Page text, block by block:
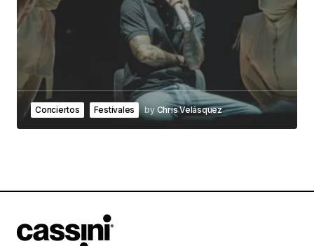
Conciertos Festivales by Chris Velásquez